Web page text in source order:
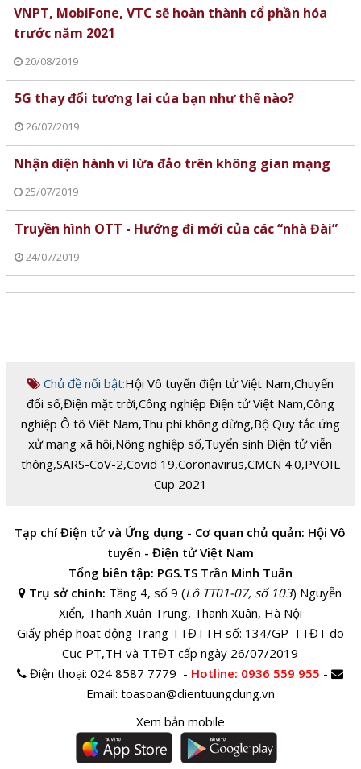
VNPT, MobiFone, VTC sẽ hoàn thành cổ phần hóa
trước năm 2021
20/08/2019
5G thay đổi tương lai của bạn như thế nào?
26/07/2019
Nhận diện hành vi lừa đảo trên không gian mạng
25/07/2019
Truyền hình OTT - Hướng đi mới của các “nhà Đài”
24/07/2019
Chủ đề nổi bật:Hội Vô tuyến điện tử Việt Nam,Chuyển
đổi số,Điện mặt trời,Công nghiệp Điện tử Việt Nam,Công
nghiệp Ô tô Việt Nam,Thu phí không dừng,Bộ Quy tắc ứng
xử mạng xã hội,Nông nghiệp số,Tuyển sinh Điện tử viễn
thông,SARS-CoV-2,Covid 19,Coronavirus,CMCN 4.0,PVOIL
Cup 2021
Tạp chí Điện tử và Ứng dụng - Cơ quan chủ quản: Hội Vô
tuyến - Điện tử Việt Nam
Tổng biên tập: PGS.TS Trần Minh Tuấn
Trụ sở chính: Tầng 4, số 9 (Lô TT01-07, số 103) Nguyễn
Xiển, Thanh Xuân Trung, Thanh Xuân, Hà Nội
Giấy phép hoạt động Trang TTĐTTH số: 134/GP-TTĐT do
Cục PT,TH và TTĐT cấp ngày 26/07/2019
Điện thoại:024 8587 7779 - Hotline: 0936 559 955 -
Email: toasoan@dientuungdung.vn
Xem bản mobile